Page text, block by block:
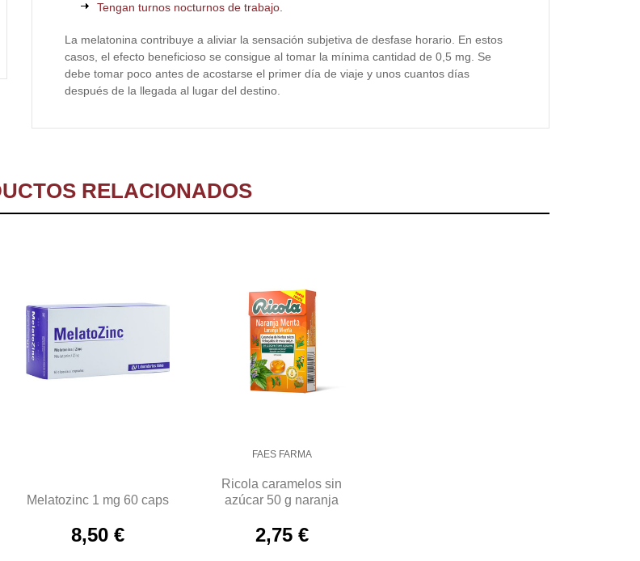
Tengan turnos nocturnos de trabajo.
La melatonina contribuye a aliviar la sensación subjetiva de desfase horario. En estos
casos, el efecto beneficioso se consigue al tomar la mínima cantidad de 0,5 mg. Se
debe tomar poco antes de acostarse el primer día de viaje y unos cuantos días
después de la llegada al lugar del destino.
RELACIONADOS
Melatozinc 1 mg 60 caps
8,50 €
FAES FARMA
Ricola caramelos sin
azúcar 50 g naranja
2,75 €